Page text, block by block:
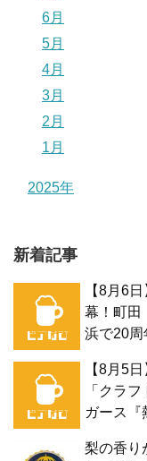
6月
5月
4月
3月
2月
1月
2025年
新着記事
【8月6
幕！町田
浜で20周
【8月5
「クラ
ガース『
梨の香り